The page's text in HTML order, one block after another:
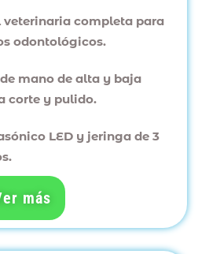
veterinaria completa para
odontológicos.
mano de alta y baja
corte y pulido.
LED y jeringa de 3
más